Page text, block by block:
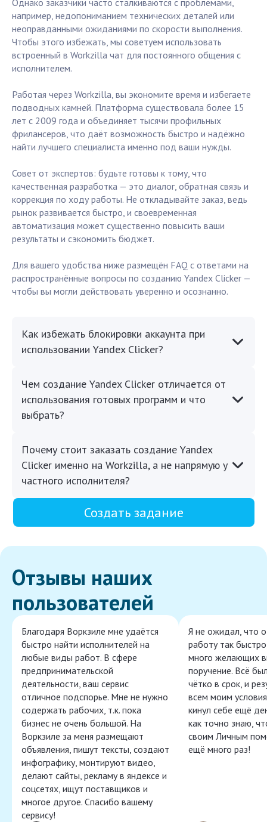
Однако заказчики часто сталкиваются с проблемами,
например, недопониманием технических деталей или
неоправданными ожиданиями по скорости выполнения.
Чтобы этого избежать, мы советуем использовать
встроенный в Workzilla чат для постоянного общения с
исполнителем.
Работая через Workzilla, вы экономите время и избегаете
подводных камней. Платформа существовала более 15
лет с 2009 года и объединяет тысячи профильных
фрилансеров, что даёт возможность быстро и надёжно
найти лучшего специалиста именно под ваши нужды.
Совет от экспертов: будьте готовы к тому, что
качественная разработка — это диалог, обратная связь и
коррекция по ходу работы. Не откладывайте заказ, ведь
рынок развивается быстро, и своевременная
автоматизация может существенно повысить ваши
результаты и сэкономить бюджет.
Для вашего удобства ниже размещён FAQ с ответами на
распространённые вопросы по созданию Yandex Clicker —
чтобы вы могли действовать уверенно и осознанно.
Как избежать блокировки аккаунта при
использовании Yandex Clicker?
Чем создание Yandex Clicker отличается от
использования готовых программ и что
выбрать?
Почему стоит заказать создание Yandex
Clicker именно на Workzilla, а не напрямую у
частного исполнителя?
Создать задание
Отзывы наших
пользователей
Благодаря Воркзиле мне удаётся
быстро найти исполнителей на
любые виды работ. В сфере
предпринимательской
деятельности, ваш сервис
отличное подспорье. Мне не нужно
содержать рабочих, т.к. пока
бизнес не очень большой. На
Воркзиле за меня размещают
объявления, пишут тексты, создают
инфографику, монтируют видео,
делают сайты, рекламу в яндексе и
соцсетях, ищут поставщиков и
многое другое. Спасибо вашему
сервису!
Я не ожидал, что
работу так
много желающих
поручение. Всё
чётко в срок, и
всем моим
кинул себе ещё
как точно знаю,
своим Личным
ещё много раз!